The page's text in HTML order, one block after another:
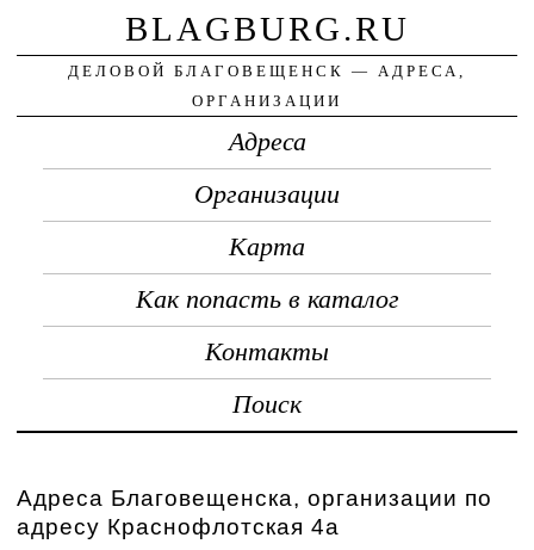
BLAGBURG.RU
ДЕЛОВОЙ БЛАГОВЕЩЕНСК — АДРЕСА,
ОРГАНИЗАЦИИ
Адреса
Организации
Карта
Как попасть в каталог
Контакты
Поиск
Адреса Благовещенска, организации по
адресу Краснофлотская 4а